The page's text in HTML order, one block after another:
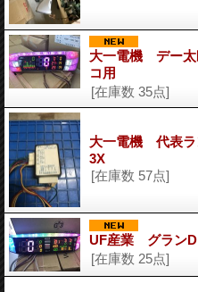
大一電機 デー
コ用
[在庫数 35点]
大一電機 代表
3X
[在庫数 57点]
UF産業 グラン
[在庫数 25点]